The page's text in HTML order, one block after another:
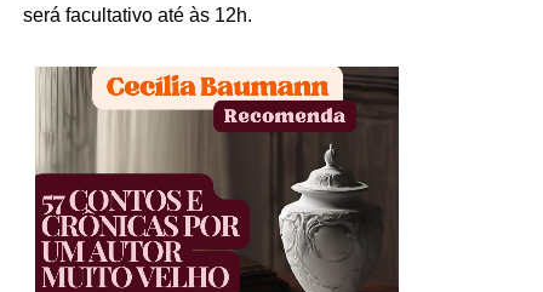
será facultativo até às 12h.